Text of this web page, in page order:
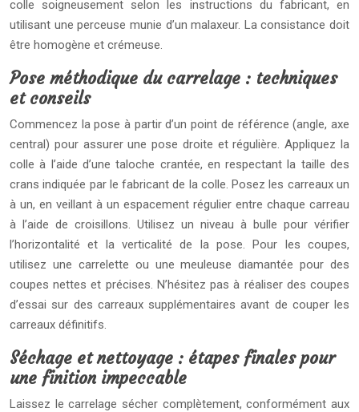
colle soigneusement selon les instructions du fabricant, en
utilisant une perceuse munie d’un malaxeur. La consistance doit
être homogène et crémeuse.
Pose méthodique du carrelage : techniques
et conseils
Commencez la pose à partir d’un point de référence (angle, axe
central) pour assurer une pose droite et régulière. Appliquez la
colle à l’aide d’une taloche crantée, en respectant la taille des
crans indiquée par le fabricant de la colle. Posez les carreaux un
à un, en veillant à un espacement régulier entre chaque carreau
à l’aide de croisillons. Utilisez un niveau à bulle pour vérifier
l’horizontalité et la verticalité de la pose. Pour les coupes,
utilisez une carrelette ou une meuleuse diamantée pour des
coupes nettes et précises. N’hésitez pas à réaliser des coupes
d’essai sur des carreaux supplémentaires avant de couper les
carreaux définitifs.
Séchage et nettoyage : étapes finales pour
une finition impeccable
Laissez le carrelage sécher complètement, conformément aux